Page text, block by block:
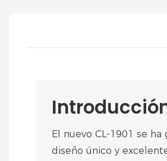
El nuevo CL-1901 se
diseño único y